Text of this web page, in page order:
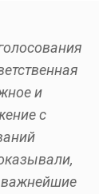
и
с
важнейшие